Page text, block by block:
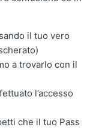
il tuo vero
a trovarlo con il
l’accesso
che il tuo Pass